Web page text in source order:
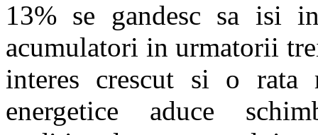
13% se gandesc sa isi
acumulatori in urmatorii
interes crescut si o rata
energetice aduce